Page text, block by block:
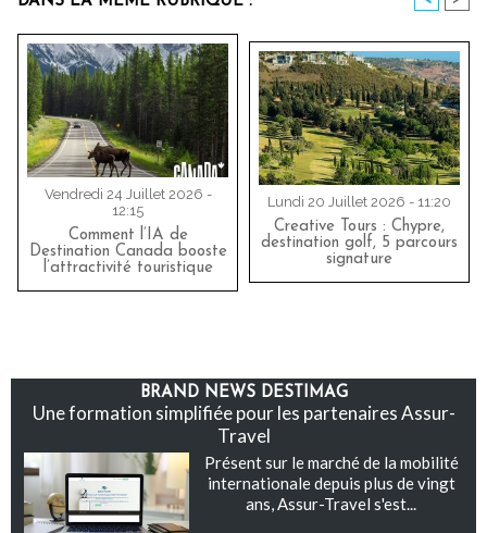
Vendredi 24 Juillet 2026 -
12:15
Comment l’IA de
Destination Canada booste
l’attractivité touristique
Lundi 20 Juillet 2026 - 11:20
Creative Tours : Chypre,
destination golf, 5 parcours
signature
BRAND NEWS DESTIMAG
Une formation simplifiée pour les partenaires Assur-
Travel
Présent sur le marché de la mobilité
internationale depuis plus de vingt
ans, Assur-Travel s'est...